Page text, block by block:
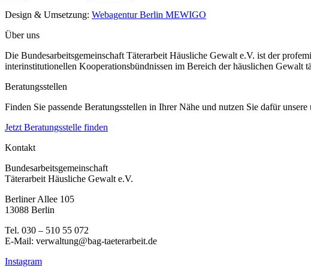
Design & Umsetzung: Webagentur Berlin MEWIGO
Über uns
Die Bundesarbeitsgemeinschaft Täterarbeit Häusliche Gewalt e.V. ist der
interinstitutionellen Kooperationsbündnissen im Bereich der häuslichen Gewalt
Beratungsstellen
Finden Sie passende Beratungsstellen in Ihrer Nähe und nutzen Sie dafür
Jetzt Beratungsstelle finden
Kontakt
Bundesarbeitsgemeinschaft
Täterarbeit Häusliche Gewalt e.V.
Berliner Allee 105
13088 Berlin
Tel. 030 – 510 55 072
E-Mail: verwaltung@bag-taeterarbeit.de
Instagram